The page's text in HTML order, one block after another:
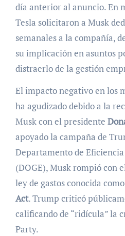
día anterior al anuncio. En
Tesla solicitaron a Musk
semanales a la compañía,
su implicación en asuntos
distraerlo de la gestión
El impacto negativo en los
ha agudizado debido a la
Musk con el presidente
apoyado la campaña de
Departamento de
(DOGE), Musk rompió con
ley de gastos conocida como
Act. Trump criticó
calificando de “ridícula” la
Party.